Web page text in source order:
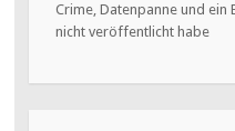
Crime, Datenpanne und ein
nicht veröffentlicht habe